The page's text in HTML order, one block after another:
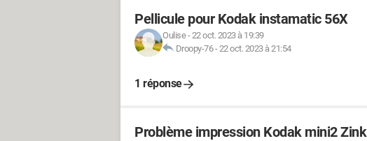
Pellicule pour Kodak instamatic 56X
Oulise-22 oct. 2023 à 19:39
Droopy-76-22 oct. 2023 à 21:54
1 réponse
Problème impression Kodak mini2 Zink